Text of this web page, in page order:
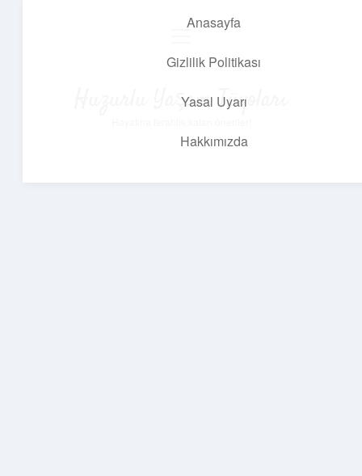
Anasayfa
Gizlilik Politikası
Yasal Uyarı
Hakkımızda
Huzurlu Yaşam Tüyoları